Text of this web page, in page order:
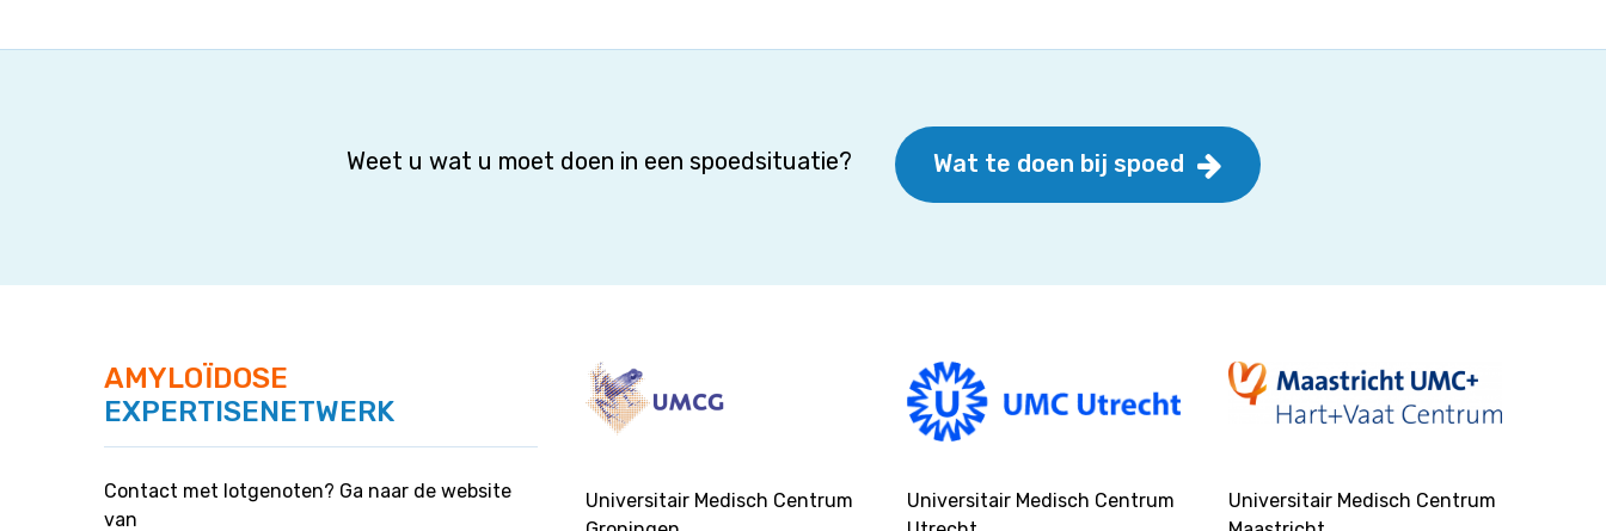
Weet u wat u moet doen in een spoedsituatie? Wat te doen bij spoed
AMYLOÏDOSE
EXPERTISENETWERK
Contact met lotgenoten? Ga naar de website
van
Universitair Medisch Centrum
Universitair Medisch Centrum
Universitair Medisch Centrum